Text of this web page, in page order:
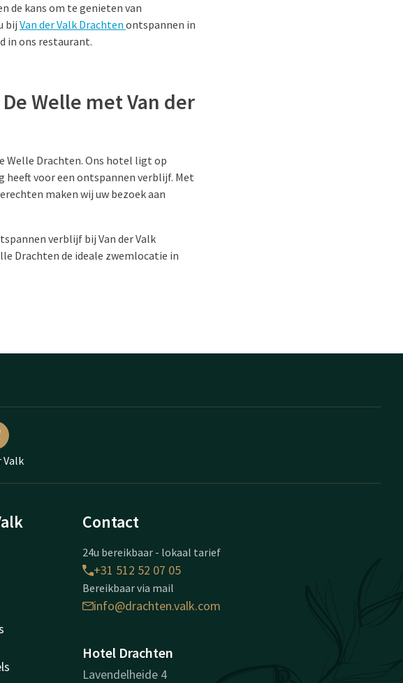
de kans om te genieten van
bij Van der Valk Drachten ontspannen in
in ons restaurant.
Welle met Van der
Welle Drachten. Ons hotel ligt op
heeft voor een ontspannen verblijf. Met
maken wij uw bezoek aan
verblijf bij Van der Valk
Drachten de ideale zwemlocatie in
Valk
Contact
24u bereikbaar - lokaal tarief
+31 512 52 07 05
Bereikbaar via mail
info@drachten.valk.com
Hotel Drachten
Lavendelheide 4